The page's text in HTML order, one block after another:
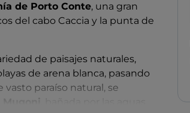
de Porto Conte, una gran
del cabo Caccia y la punta de
de paisajes naturales,
de arena blanca, pasando
paraíso natural, se
Mugoni